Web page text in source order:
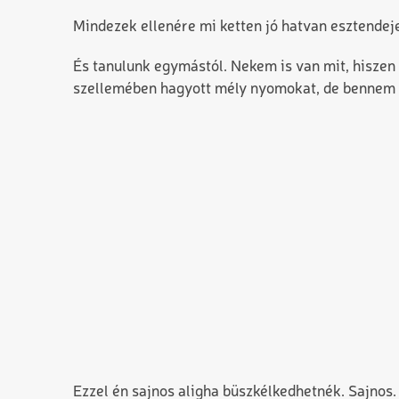
Mindezek ellenére mi ketten jó hatvan
És tanulunk egymástól. Nekem is van mit,
szellemében hagyott mély nyomokat, de bennem
Ezzel én sajnos aligha büszkélkedhetnék. Sajnos.